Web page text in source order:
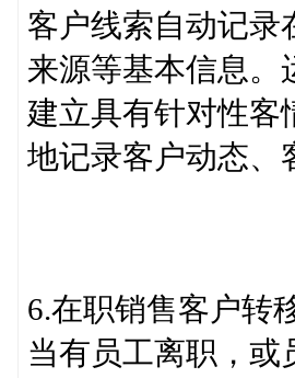
客户线索自动记录
来源等基本信息。
建立具有针对性客
地记录客户动态、
6.在职销售客户转
当有员工离职，或